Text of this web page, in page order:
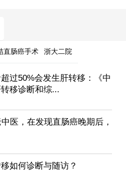
直肠癌手术 浙大二院
过50%会发生肝转移：《中
移诊断和综...
医，在发现直肠癌晚期后，
如何诊断与随访？